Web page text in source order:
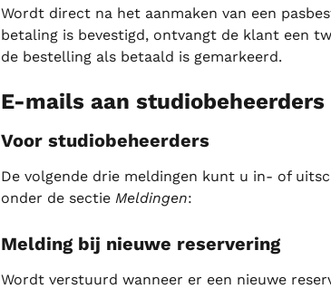
Wordt direct na het aanmaken van een
betaling is bevestigd, ontvangt de klant een
de bestelling als betaald is gemarkeerd.
E-mails aan
Voor studiobeheerders
De volgende drie meldingen kunt u in- of
onder de sectie Meldingen:
Melding bij nieuwe reservering
Wordt verstuurd wanneer er een nieuwe